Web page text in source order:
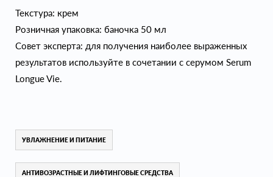
Текстура: крем
Розничная упаковка: баночка 50 мл
Совет эксперта: для получения наиболее выраженных
результатов используйте в сочетании с серумом Serum
Longue Vie.
УВЛАЖНЕНИЕ И ПИТАНИЕ
АНТИВОЗРАСТНЫЕ И ЛИФТИНГОВЫЕ СРЕДСТВА